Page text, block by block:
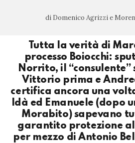
di Domenico Agrizzi e
Tutta la verità di
processo Boiocchi:
Norrito, il “consulente”
Vittorio prima e
certifica ancora una
Idà ed Emanuele (dopo
Morabito) sapevano
garantito protezione
per mezzo di Antonio